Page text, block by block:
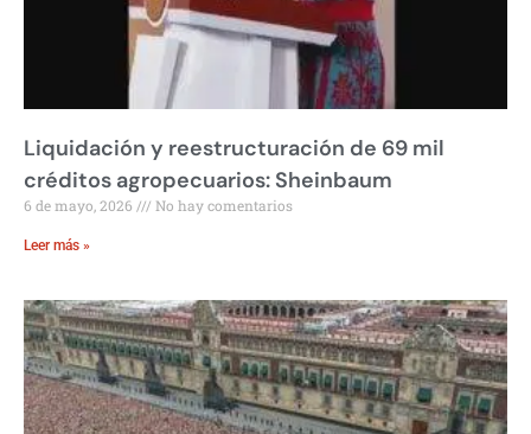
Liquidación y reestructuración de 69 mil
créditos agropecuarios: Sheinbaum
6 de mayo, 2026 No hay comentarios
Leer más »